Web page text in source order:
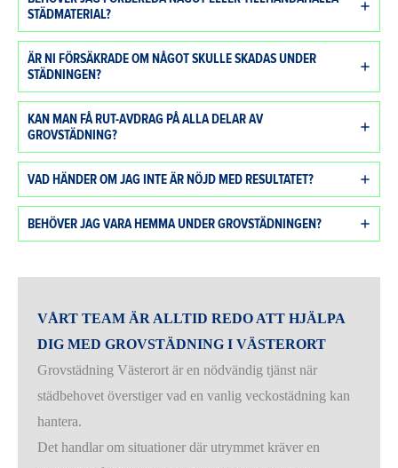
STÄDMATERIAL?
ÄR NI FÖRSÄKRADE OM NÅGOT SKULLE SKADAS UNDER
STÄDNINGEN?
KAN MAN FÅ RUT-AVDRAG PÅ ALLA DELAR AV
GROVSTÄDNING?
VAD HÄNDER OM JAG INTE ÄR NÖJD MED RESULTATET?
BEHÖVER JAG VARA HEMMA UNDER GROVSTÄDNINGEN?
VÅRT TEAM ÄR ALLTID REDO ATT HJÄLPA
DIG MED GROVSTÄDNING I VÄSTERORT
Grovstädning Västerort är en nödvändig tjänst när
städbehovet överstiger vad en vanlig veckostädning kan
hantera.
Det handlar om situationer där utrymmet kräver en